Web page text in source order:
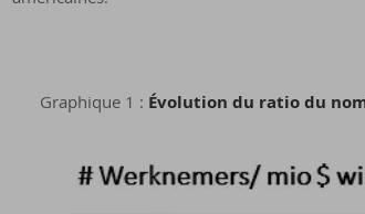
Graphique 1 : Évolution du ratio du